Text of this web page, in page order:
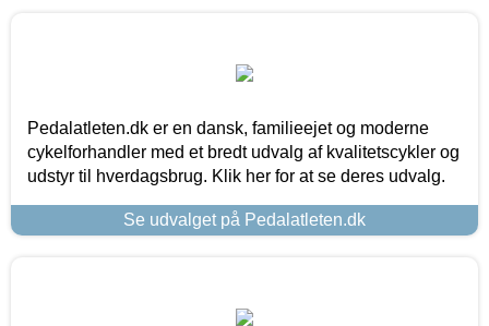
Pedalatleten.dk er en dansk, familieejet og moderne
cykelforhandler med et bredt udvalg af kvalitetscykler og
udstyr til hverdagsbrug. Klik her for at se deres udvalg.
Se udvalget på Pedalatleten.dk